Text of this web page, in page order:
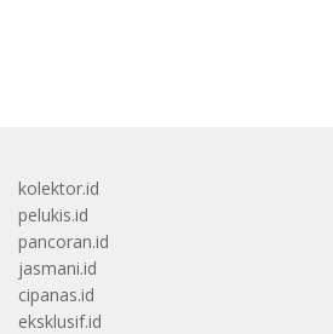
kolektor.id
pelukis.id
pancoran.id
jasmani.id
cipanas.id
eksklusif.id